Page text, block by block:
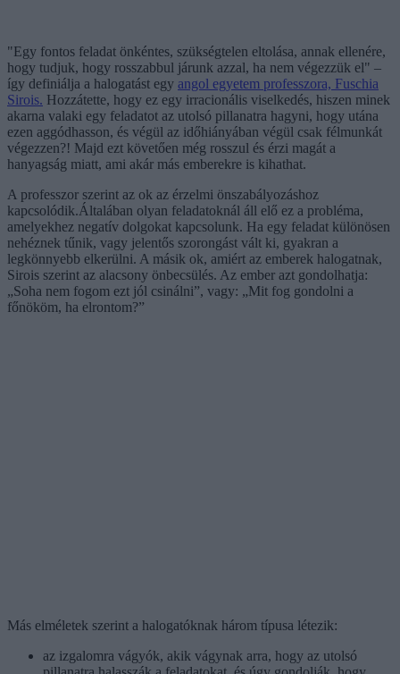
"Egy fontos feladat önkéntes, szükségtelen eltolása, annak ellenére,
hogy tudjuk, hogy rosszabbul járunk azzal, ha nem végezzük el" –
így definiálja a halogatást egy angol egyetem professzora, Fuschia
Sirois. Hozzátette, hogy ez egy irracionális viselkedés, hiszen minek
akarna valaki egy feladatot az utolsó pillanatra hagyni, hogy utána
ezen aggódhasson, és végül az időhiányában végül csak félmunkát
végezzen?! Majd ezt követően még rosszul és érzi magát a
hanyagság miatt, ami akár más emberekre is kihathat.
A professzor szerint az ok az érzelmi önszabályozáshoz
kapcsolódik.Általában olyan feladatoknál áll elő ez a probléma,
amelyekhez negatív dolgokat kapcsolunk. Ha egy feladat különösen
nehéznek tűnik, vagy jelentős szorongást vált ki, gyakran a
legkönnyebb elkerülni. A másik ok, amiért az emberek halogatnak,
Sirois szerint az alacsony önbecsülés. Az ember azt gondolhatja:
„Soha nem fogom ezt jól csinálni”, vagy: „Mit fog gondolni a
főnököm, ha elrontom?”
Más elméletek szerint a halogatóknak három típusa létezik:
az izgalomra vágyók, akik vágynak arra, hogy az utolsó